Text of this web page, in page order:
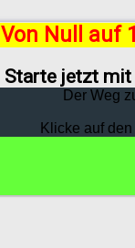
Von Null auf
Starte jetzt mit
Der Weg
Klicke auf